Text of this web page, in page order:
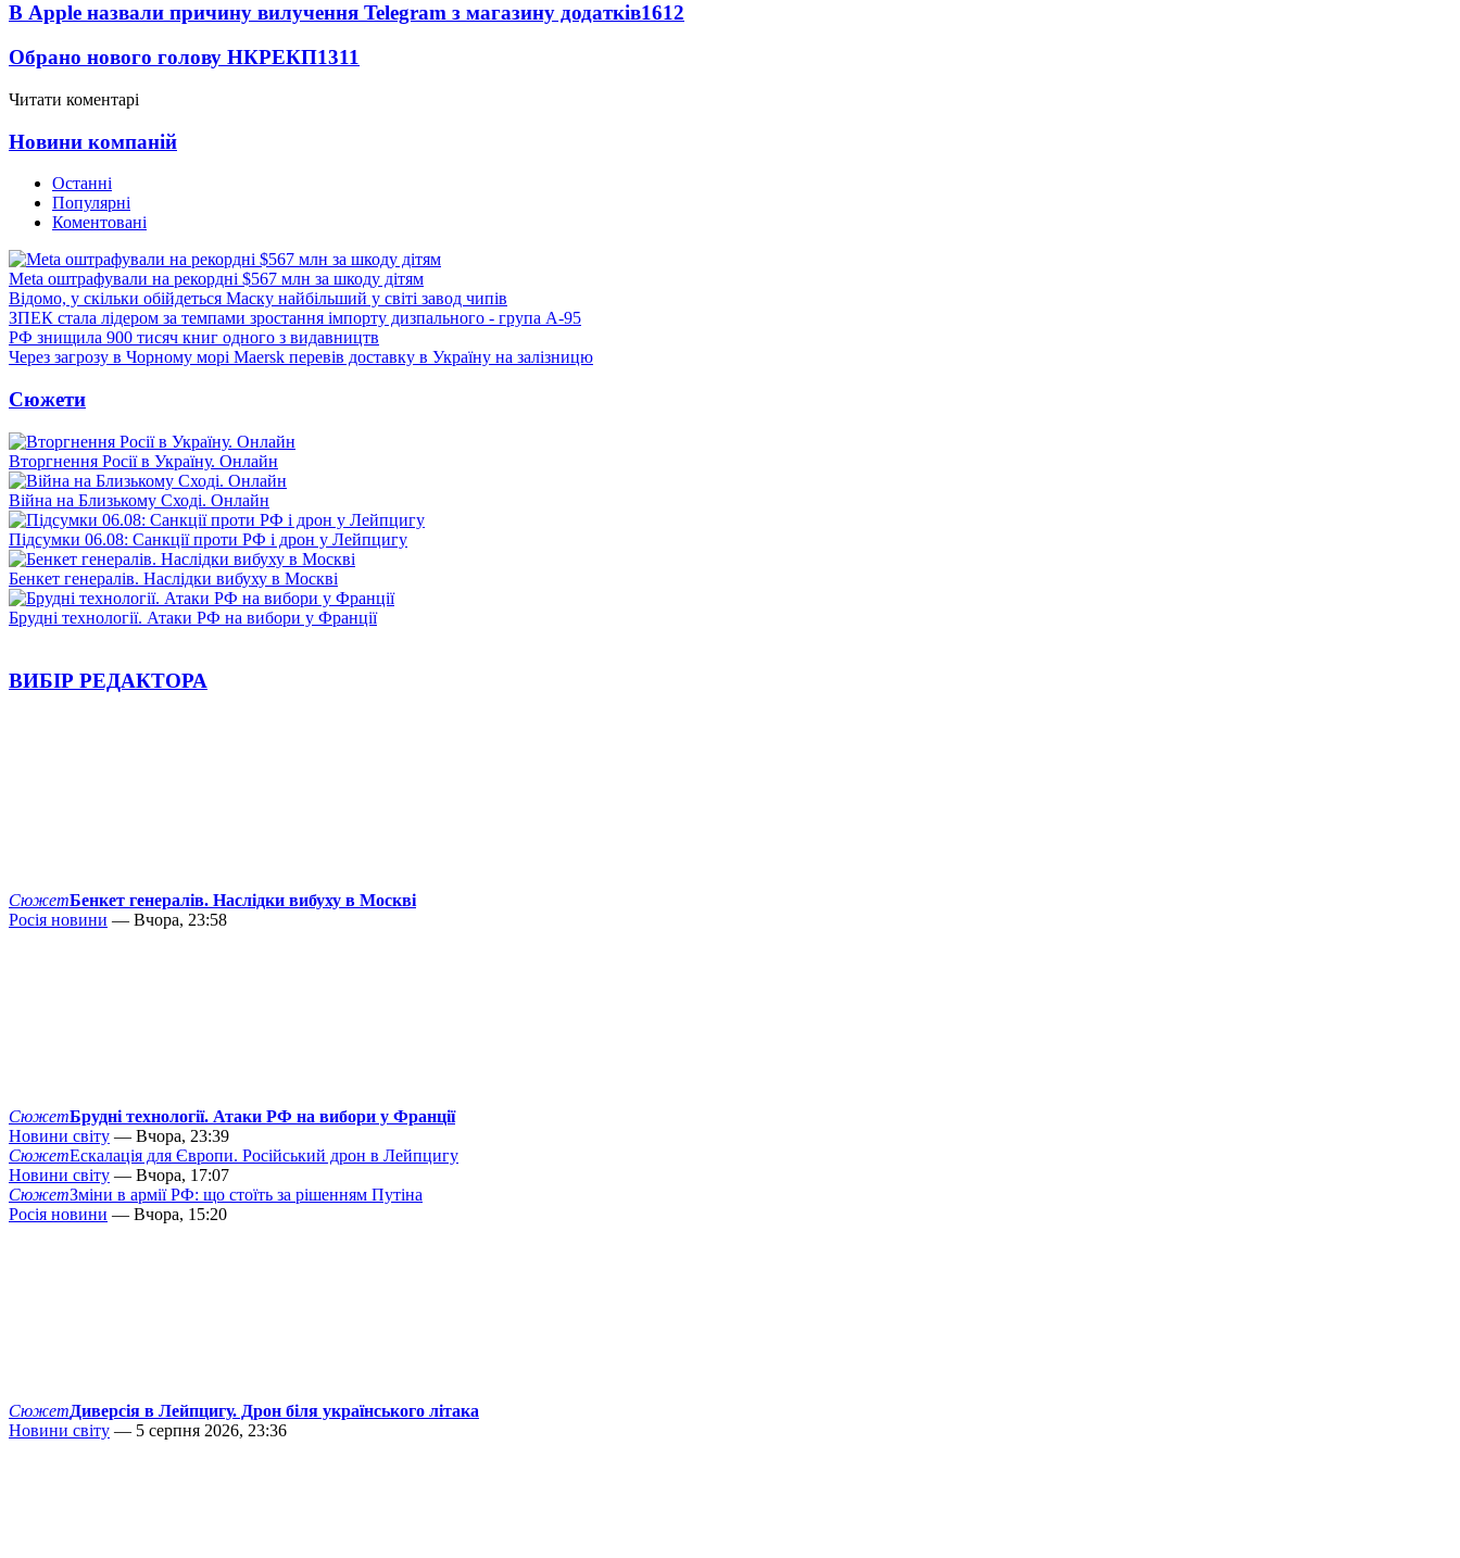
В Apple назвали причину вилучення Telegram з магазину додатків1612
Обрано нового голову НКРЕКП1311
Читати коментарі
Новини компаній
Останні
Популярні
Коментовані
Meta оштрафували на рекордні $567 млн за шкоду дітям
Відомо, у скільки обійдеться Маску найбільший у світі завод чипів
ЗПЕК стала лідером за темпами зростання імпорту дизпального - група А-95
РФ знищила 900 тисяч книг одного з видавництв
Через загрозу в Чорному морі Maersk перевів доставку в Україну на залізницю
Сюжети
Вторгнення Росії в Україну. Онлайн
Війна на Близькому Сході. Онлайн
Підсумки 06.08: Санкції проти РФ і дрон у Лейпцигу
Бенкет генералів. Наслідки вибуху в Москві
Брудні технології. Атаки РФ на вибори у Франції
ВИБІР РЕДАКТОРА
СюжетБенкет генералів. Наслідки вибуху в Москві
Росія новини — Вчора, 23:58
СюжетБрудні технології. Атаки РФ на вибори у Франції
Новини світу — Вчора, 23:39
СюжетЕскалація для Європи. Російський дрон в Лейпцигу
Новини світу — Вчора, 17:07
СюжетЗміни в армії РФ: що стоїть за рішенням Путіна
Росія новини — Вчора, 15:20
СюжетДиверсія в Лейпцигу. Дрон біля українського літака
Новини світу — 5 серпня 2026, 23:36